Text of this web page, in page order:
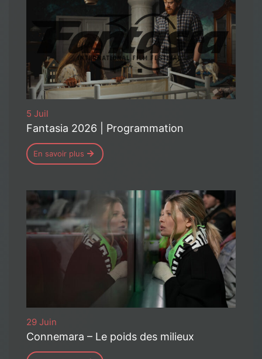
5 Juil
Fantasia 2026 | Programmation
En savoir plus
29 Juin
Connemara – Le poids des milieux